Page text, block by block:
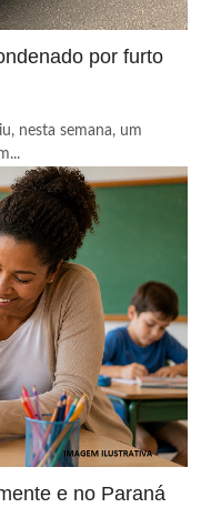
por furto
nesta semana, um
e no Paraná